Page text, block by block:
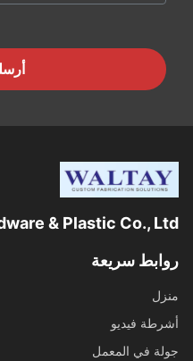
& Plastic Co., Ltd
روابط سريعة
منزل
أشرطة فيديو
جولة في المعمل